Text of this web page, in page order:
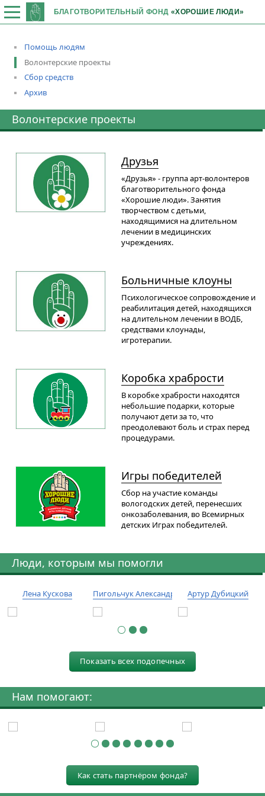
БЛАГОТВОРИТЕЛЬНЫЙ ФОНД «ХОРОШИЕ ЛЮДИ»
Помощь людям
Волонтерские проекты
Сбор средств
Архив
Волонтерские проекты
Друзья
«Друзья» - группа арт-волонтеров
благотворительного фонда
«Хорошие люди». Занятия
творчеством с детьми,
находящимися на длительном
лечении в медицинских
учреждениях.
Больничные клоуны
Психологическое сопровождение и
реабилитация детей, находящихся
на длительном лечении в ВОДБ,
средствами клоунады,
игротерапии.
Коробка храбрости
В коробке храбрости находятся
небольшие подарки, которые
получают дети за то, что
преодолевают боль и страх перед
процедурами.
Игры победителей
Сбор на участие команды
вологодских детей, перенесших
онкозаболевания, во Всемирных
детских Играх победителей.
Люди, которым мы помогли
Лена Кускова Пигольчук Александр Артур Дубицкий
Показать всех подопечных
Нам помогают:
Как стать партнёром фонда?